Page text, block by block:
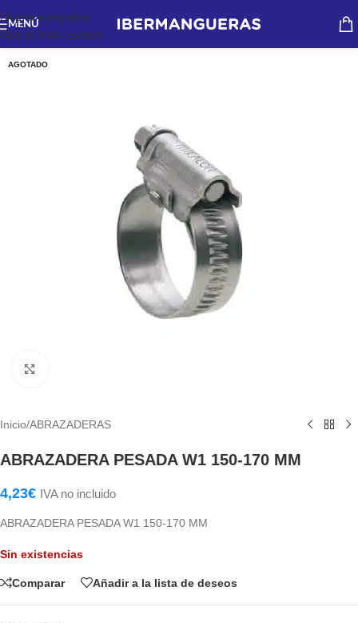
Skip to navigation
Skip to main content
MENÚ
AGOTADO
Inicio/ABRAZADERAS
ABRAZADERA PESADA W1 150-170 MM
4,23€ IVA no incluido
ABRAZADERA PESADA W1 150-170 MM
Sin existencias
Comparar Añadir a la lista de deseos